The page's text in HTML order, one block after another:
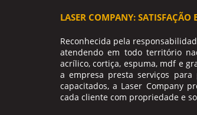
LASER COMPANY: SATISFAÇÃO
Reconhecida pela
atendendo em todo território
acrílico, cortiça, espuma, mdf e
a empresa presta serviços para
capacitados, a Laser Company
cada cliente com propriedade e